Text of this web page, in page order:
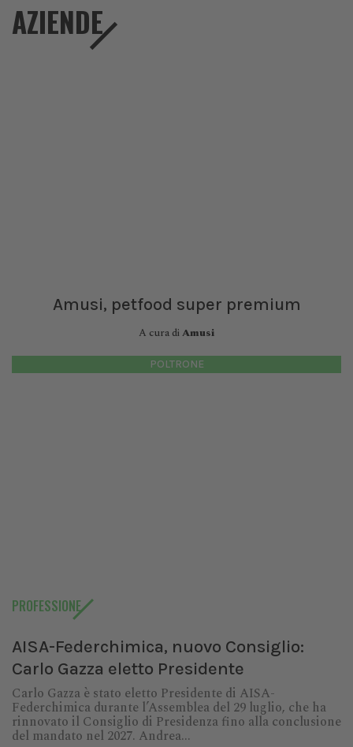
AZIENDE
Amusi, petfood super premium
A cura diAmusi
POLTRONE
PROFESSIONE
AISA-Federchimica, nuovo Consiglio:
Carlo Gazza eletto Presidente
Carlo Gazza è stato eletto Presidente di AISA-
Federchimica durante l’Assemblea del 29 luglio, che ha
rinnovato il Consiglio di Presidenza fino alla conclusione
del mandato nel 2027. Andrea...